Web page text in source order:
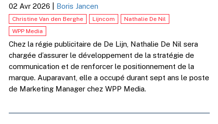
02 Avr 2026 Boris Jancen
Christine Van den Berghe Lijncom
Nathalie De Nil
WPP Media
Chez la régie publicitaire de De Lijn, Nathalie De Nil sera
chargée d’assurer le développement de la stratégie de
communication et de renforcer le positionnement de la
marque. Auparavant, elle a occupé durant sept ans le poste
de Marketing Manager chez WPP Media.